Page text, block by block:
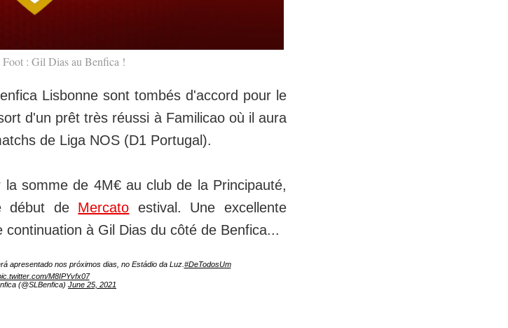
: Gil Dias au Benfica !
Lisbonne sont tombés d'accord pour le
d'un prêt très réussi à Familicao où il aura
de Liga NOS (D1 Portugal).
somme de 4M€ au club de la Principauté,
début de Mercato estival. Une excellente
à Gil Dias du côté de Benfica...
apresentado nos próximos dias, no Estádio da Luz. #DeTodosUm
M8IPYvfx07
(@SLBenfica) June 25, 2021